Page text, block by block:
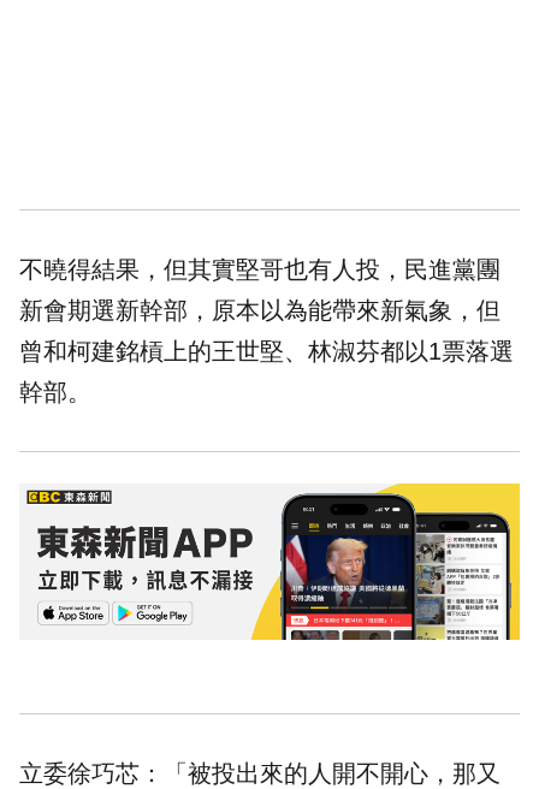
不曉得結果，但其實堅哥也有人投，民進黨團
新會期選新幹部，原本以為能帶來新氣象，但
曾和柯建銘槓上的王世堅、林淑芬都以1票落選
幹部。
立委徐巧芯：「被投出來的人開不開心，那又